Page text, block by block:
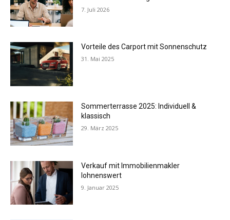
7. Juli 2026
Vorteile des Carport mit Sonnenschutz
31. Mai 2025
Sommerterrasse 2025: Individuell &
klassisch
29. März 2025
Verkauf mit Immobilienmakler
lohnenswert
9. Januar 2025